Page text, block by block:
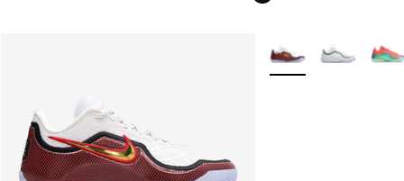
Plus de couleurs